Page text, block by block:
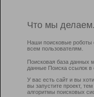
Что мы делаем.
Наши поисковые роботы
всем пользователям.
Поисковая база данных
данные Поиска ссылок в
У вас есть сайт и вы
вы запустите проект,
алгоритмы поисковых